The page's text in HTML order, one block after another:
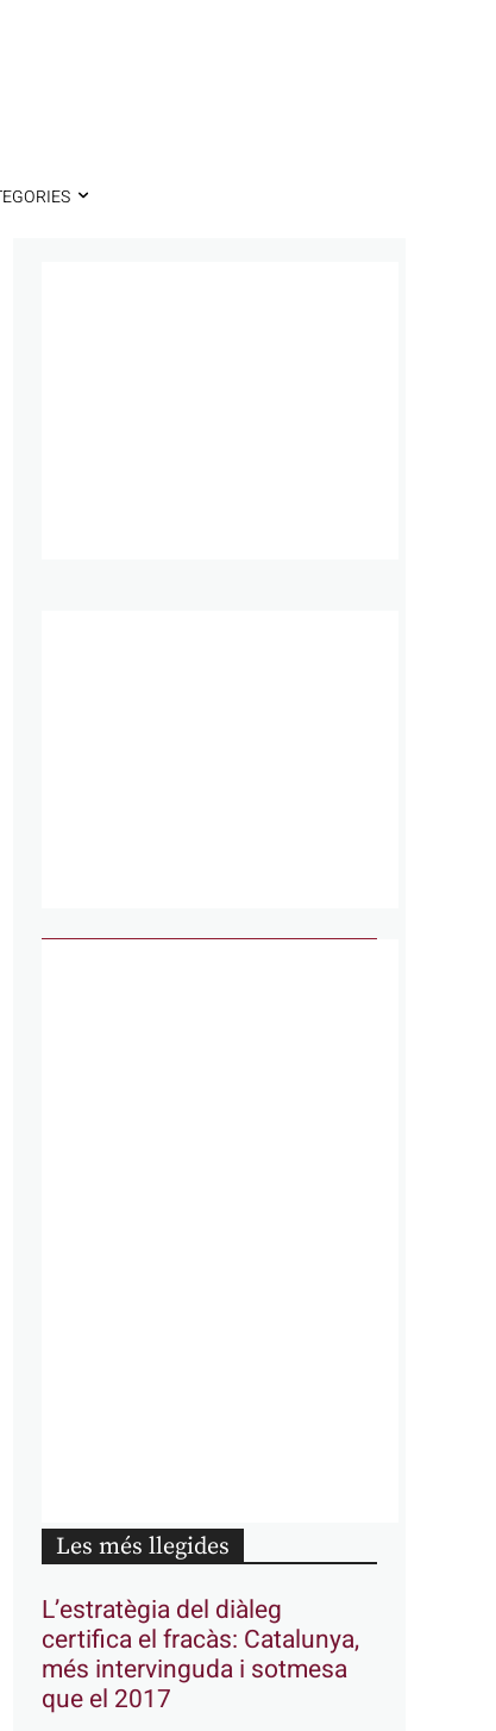
Les més llegides
L’estratègia del diàleg
certifica el fracàs: Catalunya,
més intervinguda i sotmesa
que el 2017